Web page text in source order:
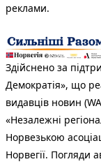
реклами.
Здійснено за
Демократія», що
видавців новин
«Незалежні
Норвезькою
Норвегії. Погляди